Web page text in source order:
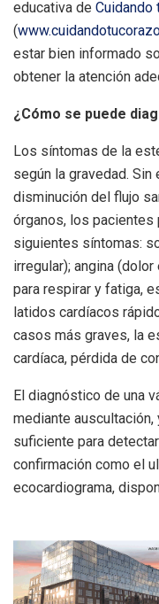
educativa de Cuidando
(
estar bien informado
obtener la atención
¿Cómo se puede
Los síntomas de la
según la gravedad. Sin
disminución del flujo
órganos, los pacientes
siguientes síntomas:
irregular); angina
para respirar y fatiga,
latidos cardíacos
casos más graves, la
cardíaca, pérdida de
El diagnóstico de una
mediante
suficiente para
confirmación como el
ecocardiograma,